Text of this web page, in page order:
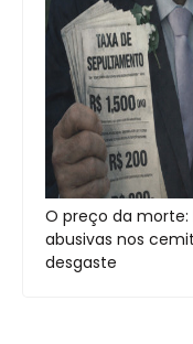
O preço da morte:
abusivas nos
desgaste